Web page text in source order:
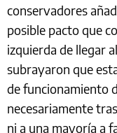
conservadores
posible pacto que
izquierda de llegar
subrayaron que
de funcionamiento
necesariamente
ni a una mayoría a